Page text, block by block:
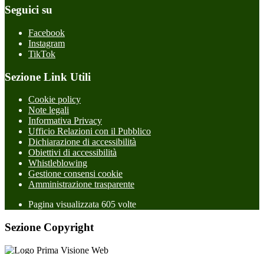
Seguici su
Facebook
Instagram
TikTok
Sezione Link Utili
Cookie policy
Note legali
Informativa Privacy
Ufficio Relazioni con il Pubblico
Dichiarazione di accessibilità
Obiettivi di accessibilità
Whistleblowing
Gestione consensi cookie
Amministrazione trasparente
Pagina visualizzata 605 volte
Sezione Copyright